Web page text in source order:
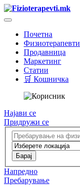
Почетна
Физиотерапевти
Продавница
Маркетинг
Статии
🛒 Кошничка
Најави се
Придружи се
Напредно
Пребарување